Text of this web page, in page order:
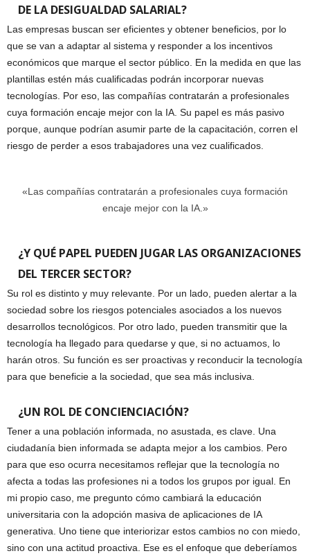
DE LA DESIGUALDAD SALARIAL?
Las empresas buscan ser eficientes y obtener beneficios, por lo
que se van a adaptar al sistema y responder a los incentivos
económicos que marque el sector público. En la medida en que las
plantillas estén más cualificadas podrán incorporar nuevas
tecnologías. Por eso, las compañías contratarán a profesionales
cuya formación encaje mejor con la IA. Su papel es más pasivo
porque, aunque podrían asumir parte de la capacitación, corren el
riesgo de perder a esos trabajadores una vez cualificados.
«Las compañías contratarán a profesionales cuya formación
encaje mejor con la IA.»
¿Y QUÉ PAPEL PUEDEN JUGAR LAS ORGANIZACIONES
DEL TERCER SECTOR?
Su rol es distinto y muy relevante. Por un lado, pueden alertar a la
sociedad sobre los riesgos potenciales asociados a los nuevos
desarrollos tecnológicos. Por otro lado, pueden transmitir que la
tecnología ha llegado para quedarse y que, si no actuamos, lo
harán otros. Su función es ser proactivas y reconducir la tecnología
para que beneficie a la sociedad, que sea más inclusiva.
¿UN ROL DE CONCIENCIACIÓN?
Tener a una población informada, no asustada, es clave. Una
ciudadanía bien informada se adapta mejor a los cambios. Pero
para que eso ocurra necesitamos reflejar que la tecnología no
afecta a todas las profesiones ni a todos los grupos por igual. En
mi propio caso, me pregunto cómo cambiará la educación
universitaria con la adopción masiva de aplicaciones de IA
generativa. Uno tiene que interiorizar estos cambios no con miedo,
sino con una actitud proactiva. Ese es el enfoque que deberíamos